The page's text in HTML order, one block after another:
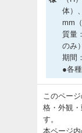
体）
mm
質量
のみ
期間
●各
このペー
格・外観
す。
本ページ